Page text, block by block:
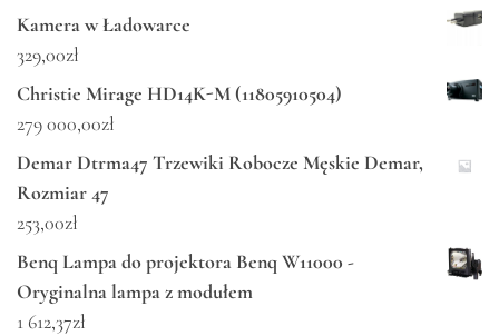
Kamera w Ładowarce
329,00zł
Christie Mirage HD14K-M (11805910504)
279 000,00zł
Demar Dtrma47 Trzewiki Robocze Męskie Demar,
Rozmiar 47
253,00zł
Benq Lampa do projektora Benq W11000 -
Oryginalna lampa z modułem
1 612,37zł